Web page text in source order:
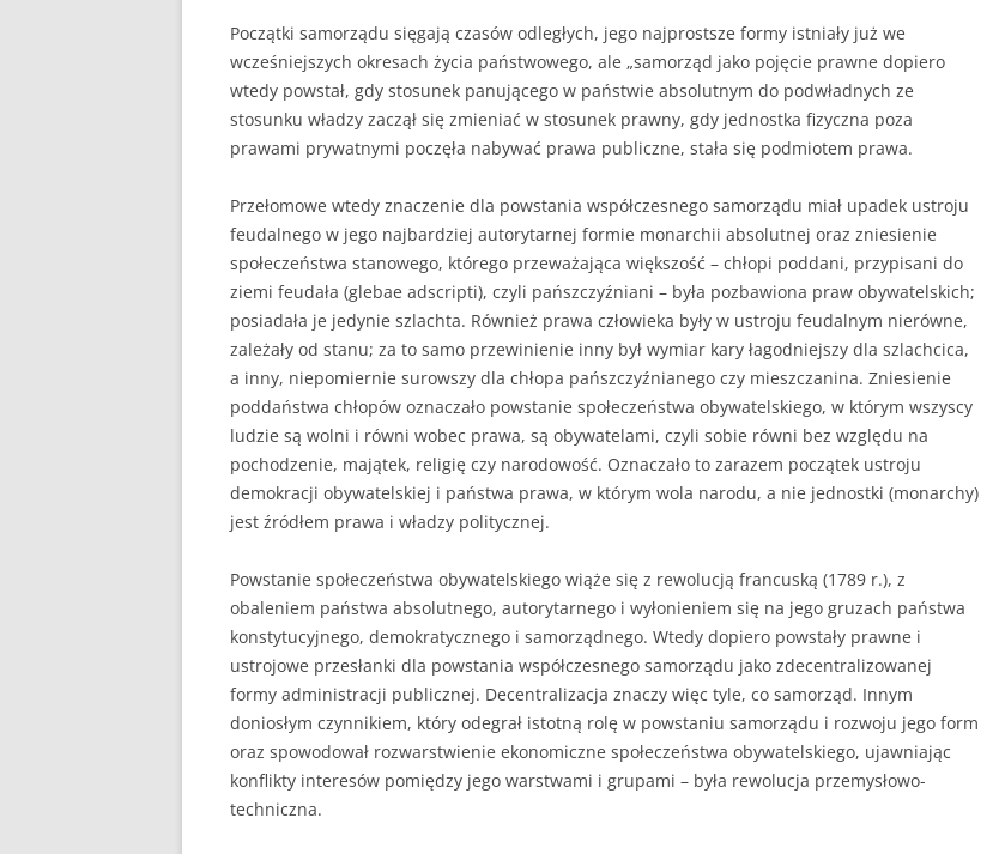
PEDAGOGIKA
POLITOLOGIA
PRAWO
RACHUNKOWOŚĆ
REKLAMA
ROLNICTWO
SAMORZĄD TERYTORIALNY
SOCJOLOGIA
TURYSTYKA I REKREACJA
UBEZPIECZENIA
ZARZĄDZANIE
ZZL
Początki samorządu sięgają czasów odległych, jego najprostsze formy istniały już we
wcześniejszych okresach życia państwowego, ale „samorząd jako pojęcie prawne dopiero
wtedy powstał, gdy stosunek panującego w państwie absolutnym do podwładnych ze
stosunku władzy zaczął się zmieniać w stosunek prawny, gdy jednostka fizyczna poza
prawami prywatnymi poczęła nabywać prawa publiczne, stała się podmiotem prawa.
Przełomowe wtedy znaczenie dla powstania współczesnego samorządu miał upadek ustroju
feudalnego w jego najbardziej autorytarnej formie monarchii absolutnej oraz zniesienie
społeczeństwa stanowego, którego przeważająca większość – chłopi poddani, przypisani do
ziemi feudała (glebae adscripti), czyli pańszczyźniani – była pozbawiona praw obywatelskich;
posiadała je jedynie szlachta. Również prawa człowieka były w ustroju feudalnym nierówne,
zależały od stanu; za to samo przewinienie inny był wymiar kary łagodniejszy dla szlachcica,
a inny, niepomiernie surowszy dla chłopa pańszczyźnianego czy mieszczanina. Zniesienie
poddaństwa chłopów oznaczało powstanie społeczeństwa obywatelskiego, w którym wszyscy
ludzie są wolni i równi wobec prawa, są obywatelami, czyli sobie równi bez względu na
pochodzenie, majątek, religię czy narodowość. Oznaczało to zarazem początek ustroju
demokracji obywatelskiej i państwa prawa, w którym wola narodu, a nie jednostki (monarchy)
jest źródłem prawa i władzy politycznej.
Powstanie społeczeństwa obywatelskiego wiąże się z rewolucją francuską (1789 r.), z
obaleniem państwa absolutnego, autorytarnego i wyłonieniem się na jego gruzach państwa
konstytucyjnego, demokratycznego i samorządnego. Wtedy dopiero powstały prawne i
ustrojowe przesłanki dla powstania współczesnego samorządu jako zdecentralizowanej
formy administracji publicznej. Decentralizacja znaczy więc tyle, co samorząd. Innym
doniosłym czynnikiem, który odegrał istotną rolę w powstaniu samorządu i rozwoju jego form
oraz spowodował rozwarstwienie ekonomiczne społeczeństwa obywatelskiego, ujawniając
konflikty interesów pomiędzy jego warstwami i grupami – była rewolucja przemysłowo-
techniczna.